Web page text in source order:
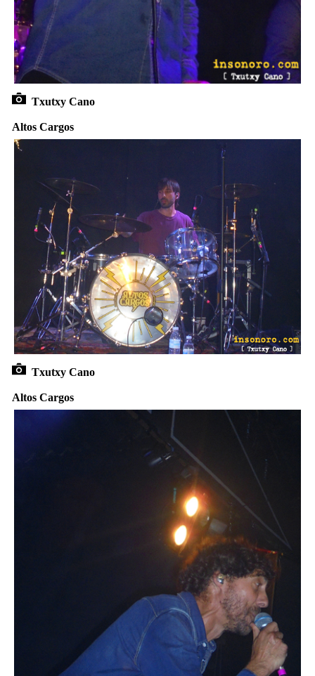
Txutxy Cano
Altos Cargos
Txutxy Cano
Altos Cargos